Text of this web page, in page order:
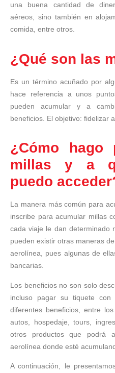
una buena cantidad de
aéreos, sino también en
comida, entre otros.
¿Qué son las
Es un término acuñado por
hace referencia a unos
pueden acumular y a
beneficios. El objetivo: fidelizar
¿Cómo hago
millas y a
puedo
La manera más común para
inscribe para acumular millas
cada viaje le dan determinado
pueden existir otras maneras
aerolínea, pues algunas de
bancarias.
Los beneficios no son solo
incluso pagar su tiquete con
diferentes beneficios, entre
autos, hospedaje, tours,
otros productos que podrá
aerolínea donde esté
A continuación, le